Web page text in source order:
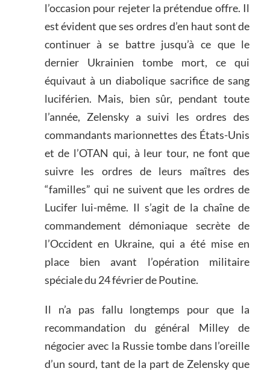
l’occasion pour rejeter la prétendue offre. Il
est évident que ses ordres d’en haut sont de
continuer à se battre jusqu’à ce que le
dernier Ukrainien tombe mort, ce qui
équivaut à un diabolique sacrifice de sang
luciférien. Mais, bien sûr, pendant toute
l’année, Zelensky a suivi les ordres des
commandants marionnettes des États-Unis
et de l’OTAN qui, à leur tour, ne font que
suivre les ordres de leurs maîtres des
“familles” qui ne suivent que les ordres de
Lucifer lui-même. Il s’agit de la chaîne de
commandement démoniaque secrète de
l’Occident en Ukraine, qui a été mise en
place bien avant l’opération militaire
spéciale du 24 février de Poutine.
Il n’a pas fallu longtemps pour que la
recommandation du général Milley de
négocier avec la Russie tombe dans l’oreille
d’un sourd, tant de la part de Zelensky que